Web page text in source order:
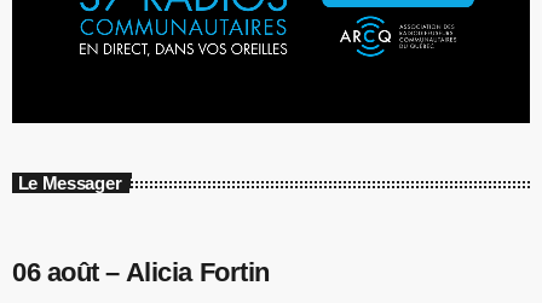
Le Messager
06 août – Alicia Fortin